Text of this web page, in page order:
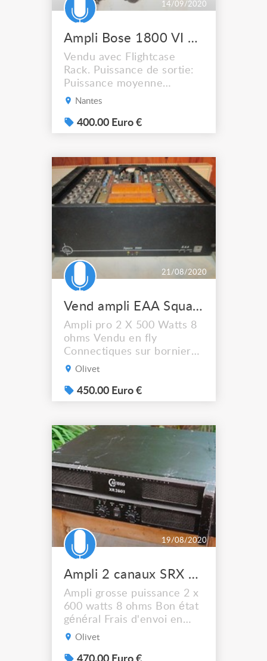
14/09/2020
Ampli Bose 1800 VI + Flightcase
Vendu avec Flightcase
Rack. Puissance de sortie:
Puissance moyenne
continue, les deux canaux
canal dans 8Ω, de 20Hz à
20kHz, pour un taux de
Watts par canal dans 4Ω,
de 20Hz à 20kHz, pour un
taux de DHT inférieur à
0.2%. Utilisation en mode
Nantes
400.00 Euro €
21/08/2020
Vend ampli EAA Square 1000
Ampli pro 2 X 500 Watts 8
ohms Vendu en fly
Connectiques sur bornier
Speakon et XLR
Olivet
450.00 Euro €
19/08/2020
Ampli 2 canaux SRX 3801 C Audio
Ampli grosse puissance 2 x
600 watts 8 ohms Bon état
général Frais d'envoi en
plusOlivet